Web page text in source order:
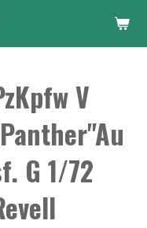
V
G 1/72